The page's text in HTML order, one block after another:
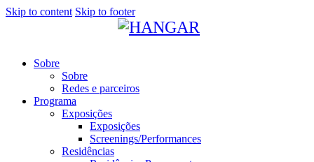
Skip to content Skip to footer
Sobre
Sobre
Redes e parceiros
Programa
Exposições
Exposições
Screenings/Performances
Residências